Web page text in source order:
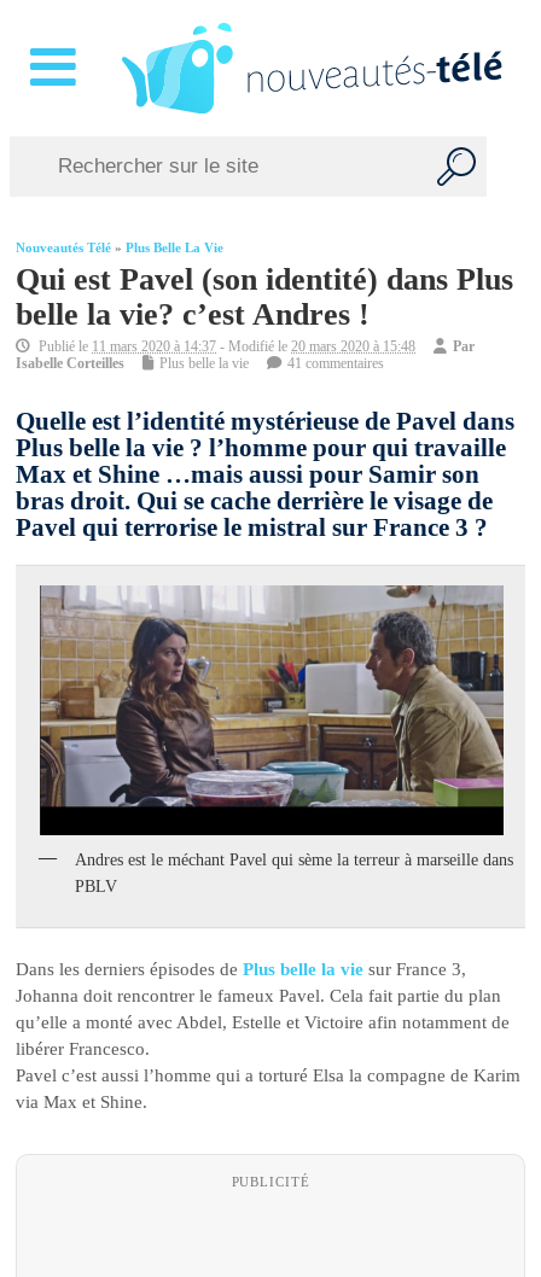
Nouveautés Télé »Plus Belle La Vie
Qui est Pavel (son identité) dans Plus
belle la vie? c’est Andres !
Publié le 11 mars 2020 à 14:37 - Modifié le20 mars 2020 à 15:48
Par
Isabelle Corteilles
Plus belle la vie 41 commentaires
Quelle est l’identité mystérieuse de Pavel dans
Plus belle la vie ? l’homme pour qui travaille
Max et Shine …mais aussi pour Samir son
bras droit. Qui se cache derrière le visage de
Pavel qui terrorise le mistral sur France 3 ?
Andres est le méchant Pavel qui sème la terreur à marseille dans
PBLV
Dans les derniers épisodes dePlus belle la vie sur France 3,
Johanna doit rencontrer le fameux Pavel. Cela fait partie du plan
qu’elle a monté avec Abdel, Estelle et Victoire afin notamment de
libérer Francesco.
Pavel c’est aussi l’homme qui a torturé Elsa la compagne de Karim
via Max et Shine.
PUBLICITÉ